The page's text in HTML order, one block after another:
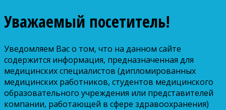
Уважаемый посетитель!
Уведомляем Вас о том, что на данном сайте
содержится информация, предназначенная для
медицинских специалистов (дипломированных
медицинских работников, студентов медицинского
образовательного учреждения или представителей
компании, работающей в сфере здравоохранения)